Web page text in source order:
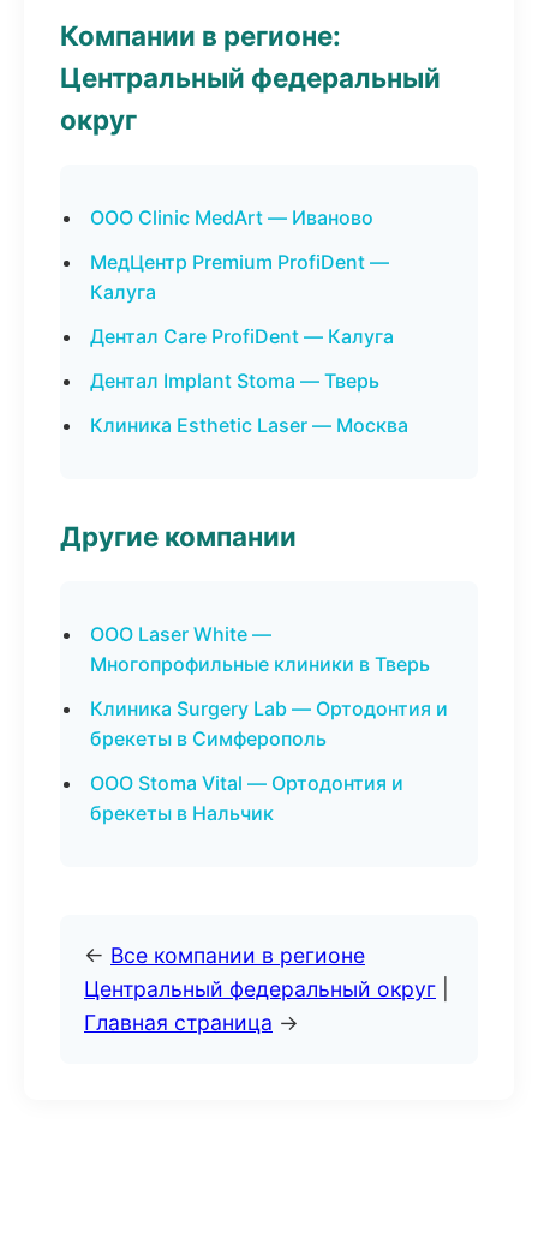
Компании в регионе:
Центральный федеральный
округ
ООО Clinic MedArt — Иваново
МедЦентр Premium ProfiDent —
Калуга
Дентал Care ProfiDent — Калуга
Дентал Implant Stoma — Тверь
Клиника Esthetic Laser — Москва
Другие компании
ООО Laser White —
Многопрофильные клиники в Тверь
Клиника Surgery Lab — Ортодонтия и
брекеты в Симферополь
ООО Stoma Vital — Ортодонтия и
брекеты в Нальчик
← Все компании в регионе
Центральный федеральный округ
Главная страница →